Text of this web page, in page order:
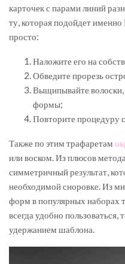
карточек с парами линий
ту, которая подойдет
просто:
Наложите его на
Обведите прорезь
Выщипывайте волоски,
формы;
Повторите процедуру
Также по этим трафаретам
или воском. Из плюсов
симметричный результат,
необходимой сноровке. Из
форм в популярных наборах
всегда удобно пользоваться,
удержанием шаблона.